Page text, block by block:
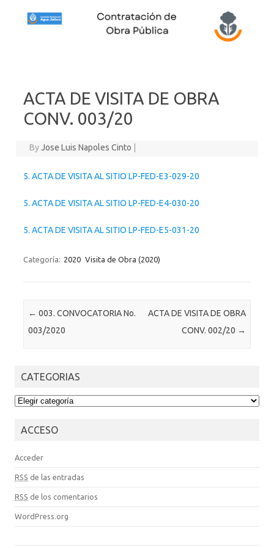
ACTA DE VISITA DE OBRA
CONV. 003/20
ByJose Luis Napoles Cinto
5. ACTA DE VISITA AL SITIO LP-FED-E3-029-20
5. ACTA DE VISITA AL SITIO LP-FED-E4-030-20
5. ACTA DE VISITA AL SITIO LP-FED-E5-031-20
Categoría: 2020 Visita de Obra (2020)
Post navigation
← 003. CONVOCATORIA No.
003/2020
ACTA DE VISITA DE OBRA
CONV. 002/20 →
CATEGORIAS
CATEGORIAS
ACCESO
Acceder
RSS de las entradas
RSS de los comentarios
WordPress.org